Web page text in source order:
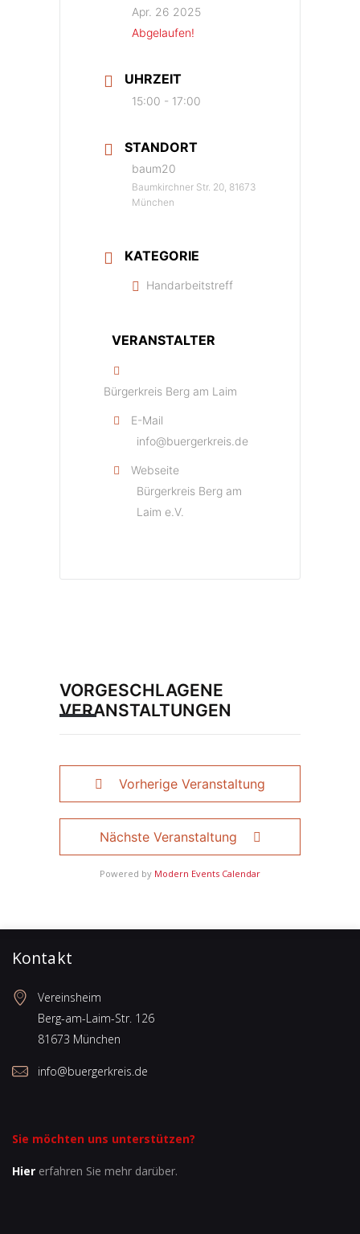
Apr. 26 2025
Abgelaufen!
UHRZEIT
15:00 - 17:00
STANDORT
baum20
Baumkirchner Str. 20, 81673
München
KATEGORIE
Handarbeitstreff
VERANSTALTER
Bürgerkreis Berg am Laim
E-Mail
info@buergerkreis.de
Webseite
Bürgerkreis Berg am
Laim e.V.
VORGESCHLAGENE
VERANSTALTUNGEN
Vorherige Veranstaltung
Nächste Veranstaltung
Powered by Modern Events Calendar
Kontakt
Vereinsheim
Berg-am-Laim-Str. 126
81673 München
info@buergerkreis.de
Sie möchten uns unterstützen?
Hier erfahren Sie mehr darüber.